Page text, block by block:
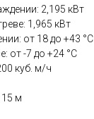
2,195 кВт
1,965 кВт
от 18 до +43 °C
от -7 до +24 °C
куб. м/ч
м